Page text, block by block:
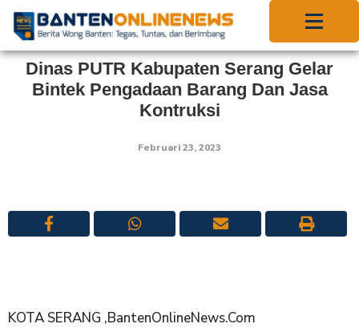
Dinas PUTR Kabupaten Serang Gelar
Bintek Pengadaan Barang Dan Jasa
Kontruksi
Februari 23, 2023
KOTA SERANG ,BantenOnlineNews.Com